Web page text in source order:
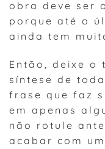
obra deve ser
porque até o
ainda tem
Então, deixe
síntese de
frase que faz
em apenas
não rotule
acabar com